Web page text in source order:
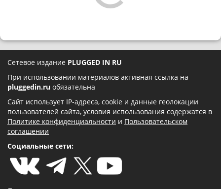
Сетевое издание PLUGGED IN RU
При использовании материалов активная ссылка на
pluggedin.ru обязательна
Сайт использует IP-адреса, cookie и данные геолокации
пользователей сайта, условия использования содержатся в
Политике конфиденциальности и Пользовательском
соглашении
Социальные сети: